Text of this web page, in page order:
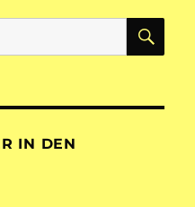
IN DEN